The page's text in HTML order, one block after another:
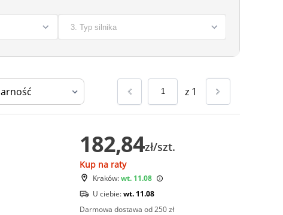
z 1
182,84zł/szt.
Kup na raty
Kraków:wt. 11.08
U ciebie:wt. 11.08
Darmowa dostawa od 250 zł